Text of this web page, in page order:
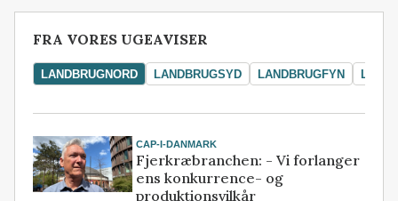
FRA VORES UGEAVISER
LANDBRUGNORD LANDBRUGSYD LANDBRUGFYN
CAP-I-DANMARK
Fjerkræbranchen: - Vi forlanger
ens konkurrence- og
produktionsvilkår